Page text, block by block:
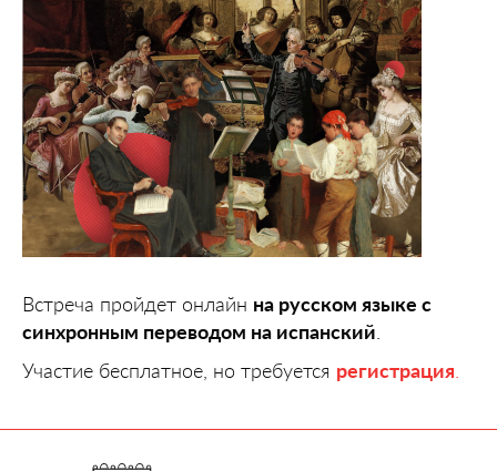
Встреча пройдет онлайн на русском языке с
синхронным переводом на испанский
Участие бесплатное, но требуется регистрация